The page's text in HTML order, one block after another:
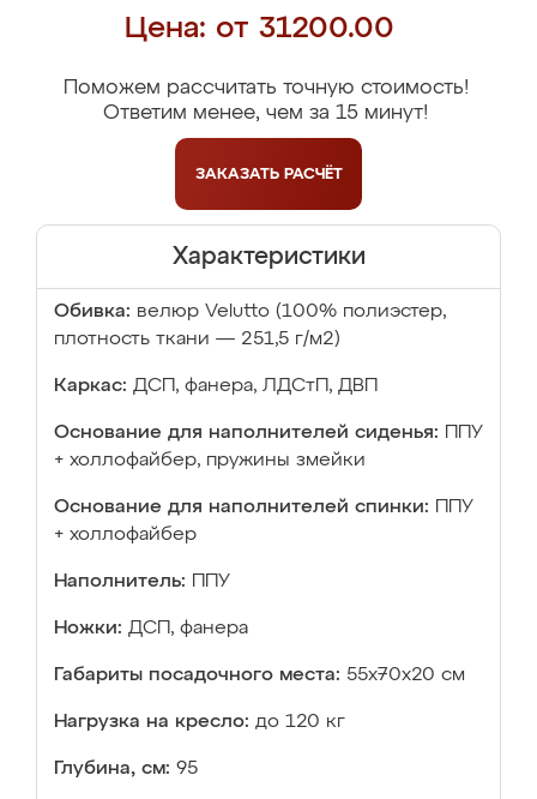
Цена: от 31200.00
Поможем рассчитать точную стоимость!
Ответим менее, чем за 15 минут!
ЗАКАЗАТЬ РАСЧЁТ
Характеристики
Обивка: велюр Velutto (100% полиэстер,
плотность ткани — 251,5 г/м2)
Каркас: ДСП, фанера, ЛДСтП, ДВП
Основание для наполнителей сиденья:
ППУ
+ холлофайбер, пружины змейки
Основание для наполнителей спинки:
ППУ
+ холлофайбер
Наполнитель: ППУ
Ножки: ДСП, фанера
Габариты посадочного места: 55х70х20 см
Нагрузка на кресло: до 120 кг
Глубина, см: 95